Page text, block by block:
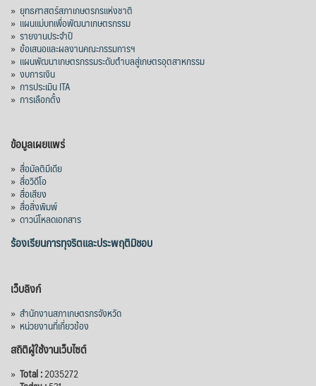
» ยุทธศาสตร์สภาเกษตรกรแห่งชาติ
» แผนแม่บทเพื่อพัฒนาเกษตรกรรม
» รายงานประจำปี
» ข้อเสนอและผลงานคณะกรรมการฯ
» แผนพัฒนาเกษตรกรรมระดับตำบลสู่เกษตรอุตสาหกรรม
» งบการเงิน
» การประเมิน ITA
» การเลือกตั้ง
ข้อมูลเผยแพร่
» สื่อมัลติมีเดีย
» สื่อวิดีโอ
» สื่อเสียง
» สื่อสิ่งพิมพ์
» ดาวน์โหลดเอกสาร
ร้องเรียนการทุจริตและประพฤติมิชอบ
เว็บลิงก์
» สำนักงานสภาเกษตรกรจังหวัด
» หน่วยงานที่เกี่ยวข้อง
สถิติผู้ใช้งานเว็บไซต์
» Total :2035272